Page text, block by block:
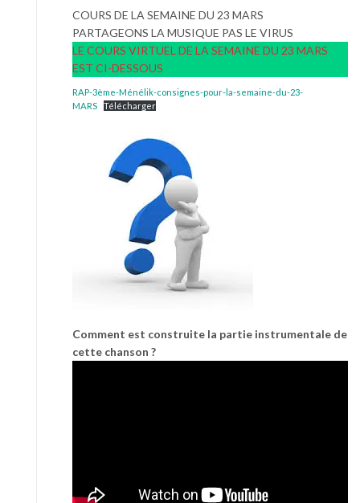
COURS DE LA SEMAINE DU 23 MARS
PARTAGEONS LA MUSIQUE PAS LE VIRUS
LE COURS VIRTUEL DE LA SEMAINE DU 23 MARS
EST CI-DESSOUS
RAP-3ème-Ménélik-consignes-pour-la-semaine-du-23-
MARS
Télécharger
Comment est construite la partie instrumentale de
cette chanson ?